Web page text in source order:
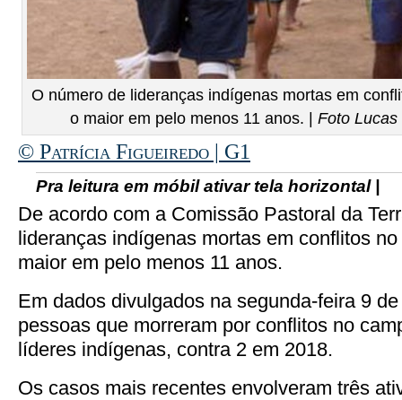
O número de lideranças indígenas mortas em
o maior em pelo menos 11 anos. | Foto
© Patrícia Figueiredo | G1
Pra leitura em móbil ativar tela horizontal |
De acordo com a Comissão Pastoral da
lideranças indígenas mortas em conflitos
maior em pelo menos 11 anos.
Em dados divulgados na segunda-feira 9
pessoas que morreram por conflitos no
líderes indígenas, contra 2 em 2018.
Os casos mais recentes envolveram três